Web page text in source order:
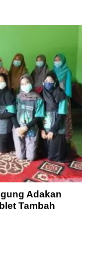
Adakan
Tambah